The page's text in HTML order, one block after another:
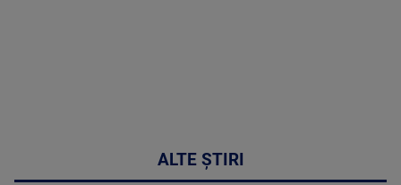
ALTE ȘTIRI